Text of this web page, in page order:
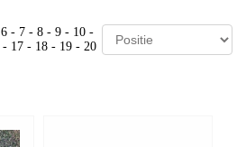
6 - 7 - 8 - 9 - 10 -
- 17 - 18 - 19 - 20